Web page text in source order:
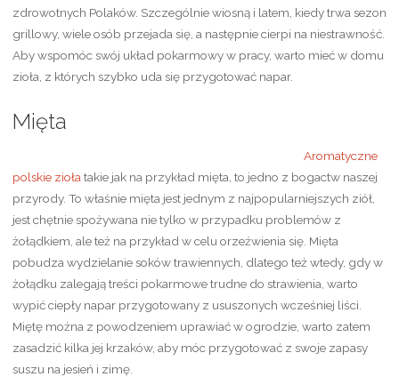
zdrowotnych Polaków. Szczególnie wiosną i latem, kiedy trwa sezon
grillowy, wiele osób przejada się, a następnie cierpi na niestrawność.
Aby wspomóc swój układ pokarmowy w pracy, warto mieć w domu
zioła, z których szybko uda się przygotować napar.
Mięta
Aromatyczne
polskie ziołatakie jak na przykład mięta, to jedno z bogactw naszej
przyrody. To właśnie mięta jest jednym z najpopularniejszych ziół,
jest chętnie spożywana nie tylko w przypadku problemów z
żołądkiem, ale też na przykład w celu orzeźwienia się. Mięta
pobudza wydzielanie soków trawiennych, dlatego też wtedy, gdy w
żołądku zalegają treści pokarmowe trudne do strawienia, warto
wypić ciepły napar przygotowany z ususzonych wcześniej liści.
Miętę można z powodzeniem uprawiać w ogrodzie, warto zatem
zasadzić kilka jej krzaków, aby móc przygotować z swoje zapasy
suszu na jesień i zimę.